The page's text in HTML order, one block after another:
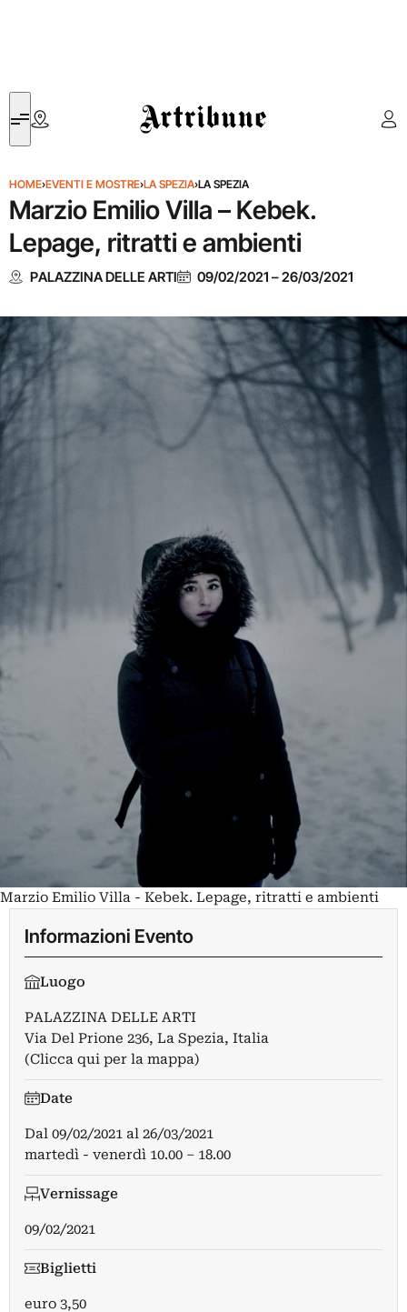
Artribune
HOME›EVENTI E MOSTRE›LA SPEZIA›LA SPEZIA
Marzio Emilio Villa – Kebek.
Lepage, ritratti e ambienti
PALAZZINA DELLE ARTI 09/02/2021 –26/03/2021
Marzio Emilio Villa - Kebek. Lepage, ritratti e ambienti
Informazioni Evento
Luogo
PALAZZINA DELLE ARTI
Via Del Prione 236, La Spezia, Italia
(Clicca qui per la mappa)
Date
Dal 09/02/2021 al 26/03/2021
martedì - venerdì 10.00 – 18.00
Vernissage
09/02/2021
Biglietti
euro 3,50